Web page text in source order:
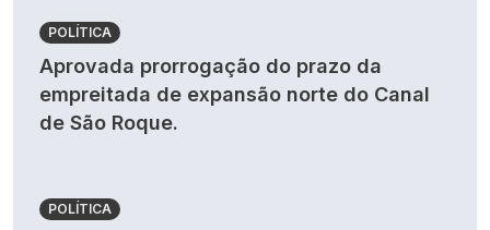
POLÍTICA
Aprovada prorrogação do prazo da
empreitada de expansão norte do Canal
de São Roque.
POLÍTICA